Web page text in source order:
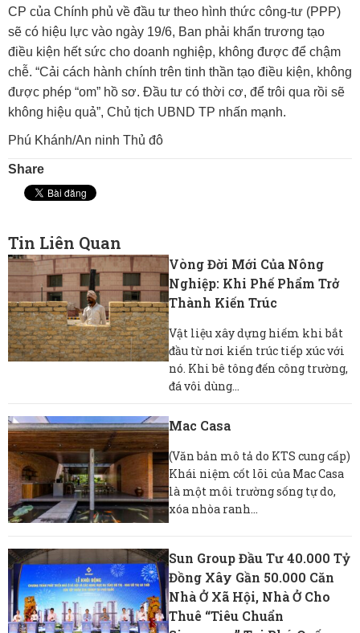
CP của Chính phủ về đầu tư theo hình thức công-tư (PPP)
sẽ có hiệu lực vào ngày 19/6, Ban phải khẩn trương tạo
điều kiện hết sức cho doanh nghiệp, không được để chậm
chễ. “Cải cách hành chính trên tinh thần tạo điều kiện, không
được phép “om” hồ sơ. Đầu tư có thời cơ, để trôi qua rồi sẽ
không hiệu quả”, Chủ tịch UBND TP nhấn mạnh.
Phú Khánh/An ninh Thủ đô
Share
Tin Liên Quan
Vòng Đời Mới Của Nông
Nghiệp: Khi Phế Phẩm Trở
Thành Kiến Trúc
Vật liệu xây dựng hiếm khi bắt
đầu từ nơi kiến ​​trúc tiếp xúc với
nó. Khi bê tông đến công trường,
đá vôi dùng...
Mac Casa
(Văn bản mô tả do KTS cung cấp)
Khái niệm cốt lõi của Mac Casa
là một môi trường sống tự do,
xóa nhòa ranh...
Sun Group Đầu Tư 40.000 Tỷ
Đồng Xây Gần 50.000 Căn
Nhà Ở Xã Hội, Nhà Ở Cho
Thuê “tiêu Chuẩn